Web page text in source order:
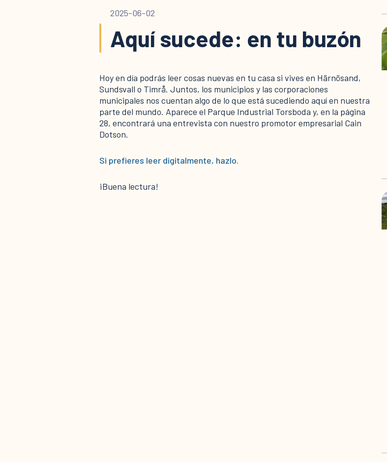
2025-06-02
Aquí sucede: en tu buzón
Hoy en día podrás leer cosas nuevas en tu casa si vives en Härnösand,
Sundsvall o Timrå. Juntos, los municipios y las corporaciones
municipales nos cuentan algo de lo que está sucediendo aquí en nuestra
parte del mundo. Aparece el Parque Industrial Torsboda y, en la página
28, encontrará una entrevista con nuestro promotor empresarial Cain
Dotson.
Si prefieres leer digitalmente, hazlo.
¡Buena lectura!